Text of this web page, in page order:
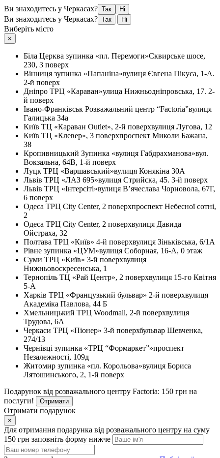
Ви знаходитесь у Черкасах? Так Ні
Ви знаходитесь у Черкасах? Так Ні
Виберіть місто
×
Біла Церква зупинка «пл. Перемоги»Сквирське шосе,
230, 3 поверх
Вінниця зупинка «Папаніна»вулиця Євгена Пікуса, 1-А.
2-й поверх
Дніпро ТРЦ «Караван»улица Нижньодніпровська, 17. 2-
й поверх
Івано-Франківськ Розважальний центр “Factoria”вулиця
Галицька 34а
Київ ТЦ «Караван Outlet», 2-й поверхвулиця Лугова, 12
Київ ТЦ «Клевер», 3 поверхпроспект Миколи Бажана,
38
Кропивницький Зупинка «вулиця Габдрахманова»вул.
Вокзальна, 64В, 1-й поверх
Луцк ТРЦ «Варшавський»вулиця Конякіна 30А
Львів ТРЦ «ЛАЗ 695»вулиця Стрийска, 45. 3-й поверх
Львів ТРЦ «Інтерсіті»вулиця В’ячеслава Чорновола, 67Г,
6 поверх
Одеса ТРЦ City Center, 2 поверхпроспект Небесної сотні,
2
Одеса ТРЦ City Center, 2 поверхвулиця Давида
Ойстраха, 32
Полтава ТРЦ «Київ» 4-й поверхвулиця Зіньківська, 6/1А
Рівне зупинка «ЦУМ»вулиця Соборная, 16-А, 0 этаж
Суми ТРЦ «Київ» 3-й поверхвулиця
Нижньовоскресенська, 1
Тернопіль ТЦ «Рай Центр», 2 поверхвулиця 15-го Квітня
5-А
Харків ТРЦ «Французький бульвар» 2-й поверхвулиця
Академіка Павлова, 44 Б
Хмельницький ТРЦ Woodmall, 2-й поверхвулиця
Трудова, 6А
Черкаси ТРЦ «Піонер» 3-й поверхбульвар Шевченка,
274/13
Чернівці зупинка «ТРЦ “Формаркет”»проспект
Незалежності, 109д
Житомир зупинка «пл. Корольова»вулиця Бориса
Лятошинського, 2, 1-й поверх
Подарунок від розважального центру Factoria: 150 грн на
послуги!
Отримати
Отримати подарунок
×
Для отримання подарунка від розважального центру на суму
150 грн заповніть форму нижче